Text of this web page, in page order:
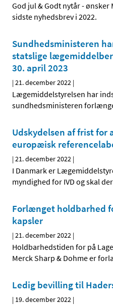
God jul & Godt nytår -
sidste nyhedsbrev i 2022.
Sundhedsministeren
statslige
30. april 2023
|21. december 2022 |
Lægemiddelstyrelsen har
sundhedsministeren
Udskydelsen af frist for
europæisk
|21. december 2022 |
I Danmark er
myndighed for IVD og skal
Forlænget holdbarhed
kapsler
|21. december 2022 |
Holdbarhedstiden for på
Merck Sharp & Dohme er
Ledig bevilling til
| 19. december 2022 |